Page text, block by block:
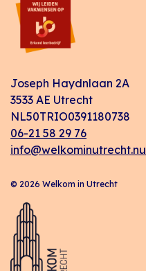
Joseph Haydnlaan 2A
3533 AE Utrecht
NL50TRIO0391180738
06-21 58 29 76
info@welkominutrecht.nu
© 2026 Welkom in Utrecht